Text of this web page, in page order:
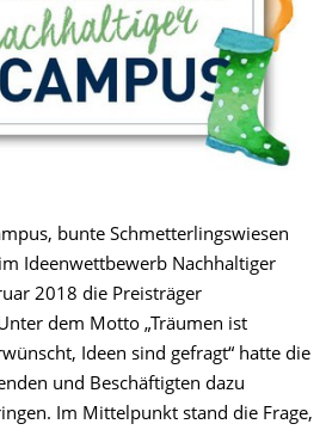
bunte Schmetterlingswiesen
Ideenwettbewerb Nachhaltiger
2018 die Preisträger
dem Motto „ Träumen ist
Ideen sind gefragt“ hatte die
und Beschäftigten dazu
Im Mittelpunkt stand die Frage,